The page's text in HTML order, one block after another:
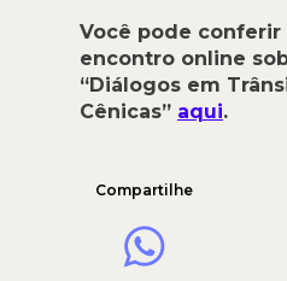
Você pode
encontro online
“Diálogos em
Cênicas” aqui.
Compartilhe